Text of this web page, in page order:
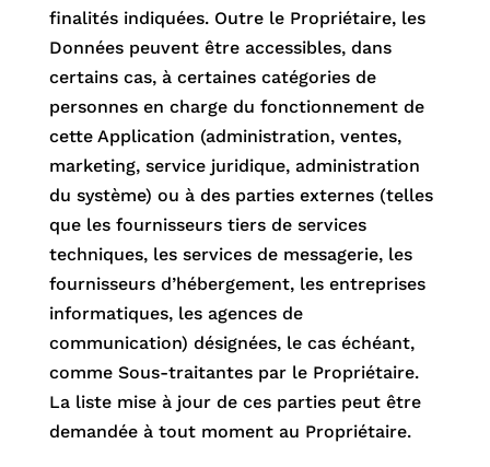
finalités indiquées. Outre le Propriétaire, les
Données peuvent être accessibles, dans
certains cas, à certaines catégories de
personnes en charge du fonctionnement de
cette Application (administration, ventes,
marketing, service juridique, administration
du système) ou à des parties externes (telles
que les fournisseurs tiers de services
techniques, les services de messagerie, les
fournisseurs d’hébergement, les entreprises
informatiques, les agences de
communication) désignées, le cas échéant,
comme Sous-traitantes par le Propriétaire.
La liste mise à jour de ces parties peut être
demandée à tout moment au Propriétaire.